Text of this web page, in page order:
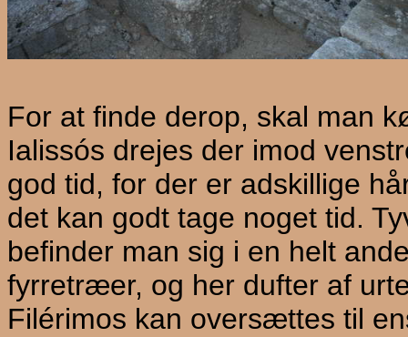
For at finde derop, skal man
Ialissós drejes der imod
god tid, for der er adskillige
det kan godt tage noget tid.
befinder man sig i en helt
fyrretræer, og her dufter af
Filérimos kan oversættes til